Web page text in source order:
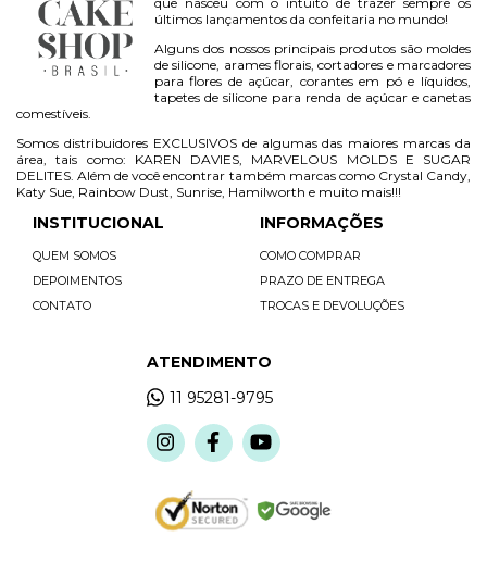
últimos lançamentos da confeitaria no mundo!
Alguns dos nossos principais produtos são moldes
de silicone, arames florais, cortadores e marcadores
para flores de açúcar, corantes em pó e líquidos,
tapetes de silicone para renda de açúcar e canetas
comestíveis.
Somos distribuidores EXCLUSIVOS de algumas das maiores marcas da
área, tais como: KAREN DAVIES, MARVELOUS MOLDS E SUGAR
DELITES. Além de você encontrar também marcas como Crystal Candy,
Katy Sue, Rainbow Dust, Sunrise, Hamilworth e muito mais!!!
INSTITUCIONAL
QUEM SOMOS
DEPOIMENTOS
CONTATO
INFORMAÇÕES
COMO COMPRAR
PRAZO DE ENTREGA
TROCAS E DEVOLUÇÕES
ATENDIMENTO
11 95281-9795